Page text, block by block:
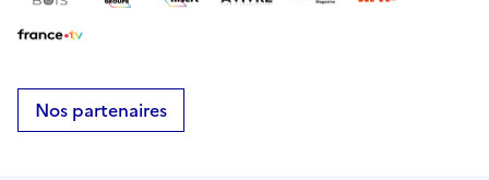
Nos partenaires